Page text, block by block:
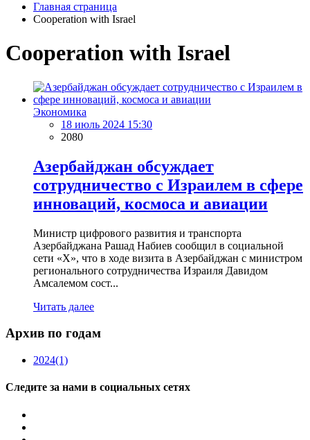
Главная страница
Cooperation with Israel
Cooperation with Israel
Экономика
18 июль 2024 15:30
2080
Азербайджан обсуждает
сотрудничество с Израилем в сфере
инноваций, космоса и авиации
Министр цифрового развития и транспорта
Азербайджана Рашад Набиев сообщил в социальной
сети «Х», что в ходе визита в Азербайджан с министром
регионального сотрудничества Израиля Давидом
Амсалемом сост...
Читать далее
Архив по годам
2024(1)
Следите за нами в социальных сетях